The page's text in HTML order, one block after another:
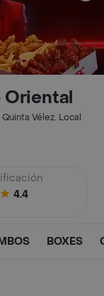
Oriental
Vélez. Local
4.4
BOXES